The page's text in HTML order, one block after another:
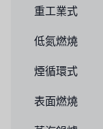
重工業式
低氮燃燒
煙循環式
表面燃燒